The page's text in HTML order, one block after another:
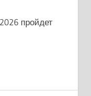
пройдет